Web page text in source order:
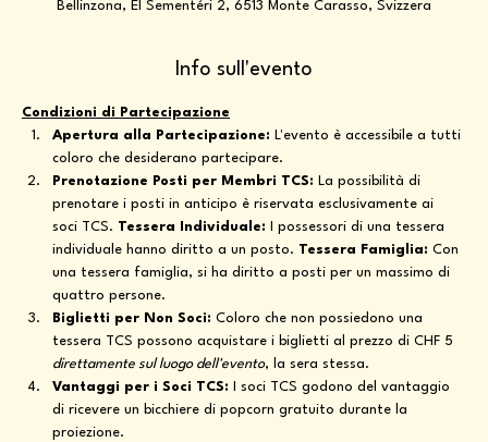
Bellinzona, El Sementéri 2, 6513 Monte Carasso, Svizzera
Info sull'evento
Condizioni di Partecipazione
Apertura alla Partecipazione: L'evento è accessibile a tutti
coloro che desiderano partecipare.
Prenotazione Posti per Membri TCS: La possibilità di
prenotare i posti in anticipo è riservata esclusivamente ai
soci TCS. Tessera Individuale: I possessori di una tessera
individuale hanno diritto a un posto. Tessera Famiglia: Con
una tessera famiglia, si ha diritto a posti per un massimo di
quattro persone.
Biglietti per Non Soci: Coloro che non possiedono una
tessera TCS possono acquistare i biglietti al prezzo di CHF 5
direttamente sul luogo dell'evento, la sera stessa.
Vantaggi per i Soci TCS: I soci TCS godono del vantaggio
di ricevere un bicchiere di popcorn gratuito durante la
proiezione.